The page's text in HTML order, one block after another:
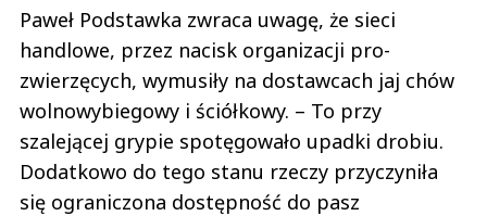
Paweł Podstawka zwraca uwagę, że sieci
handlowe, przez nacisk organizacji pro-
zwierzęcych, wymusiły na dostawcach jaj chów
wolnowybiegowy i ściółkowy. – To przy
szalejącej grypie spotęgowało upadki drobiu.
Dodatkowo do tego stanu rzeczy przyczyniła
się ograniczona dostępność do pasz